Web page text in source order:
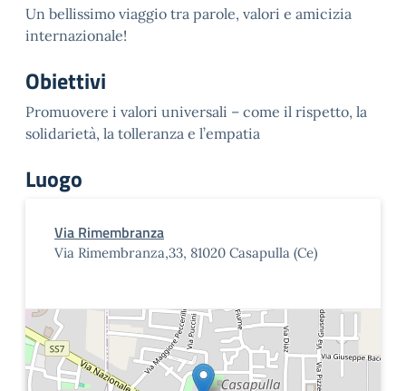
Un bellissimo viaggio tra parole, valori e amicizia
internazionale!
Obiettivi
Promuovere i valori universali – come il rispetto, la
solidarietà, la tolleranza e l’empatia
Luogo
Via Rimembranza
Via Rimembranza,33, 81020 Casapulla (Ce)